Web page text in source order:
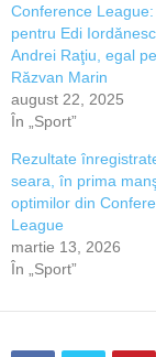
Conference
pentru Edi
Andrei Raţiu, egal
Răzvan Marin
august 22, 2025
În „Sport”
Rezultate
seara, în prima
optimilor din
League
martie 13, 2026
În „Sport”